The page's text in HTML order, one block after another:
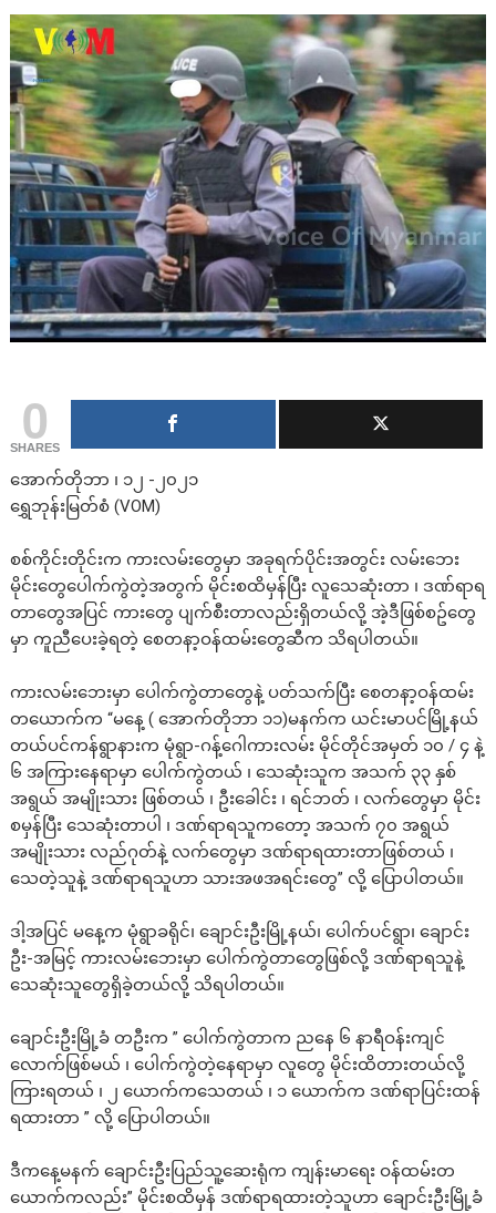
0
SHARES
အောက်တိုဘာ ၊ ၁၂ -၂၀၂၁
ရွှေဘုန်းမြတ်စံ (VOM)
စစ်ကိုင်းတိုင်းက ကားလမ်းတွေမှာ အခုရက်ပိုင်းအတွင်း လမ်းဘေး
မိုင်းတွေပေါက်ကွဲတဲ့အတွက် မိုင်းစထိမှန်ပြီး လူသေဆုံးတာ ၊ ဒဏ်ရာရ
တာတွေအပြင် ကားတွေ ပျက်စီးတာလည်းရှိတယ်လို့ အဲ့ဒီဖြစ်စဥ်တွေ
မှာ ကူညီပေးခဲ့ရတဲ့ စေတနာ့ဝန်ထမ်းတွေဆီက သိရပါတယ်။
ကားလမ်းဘေးမှာ ပေါက်ကွဲတာတွေနဲ့ ပတ်သက်ပြီး စေတနာ့ဝန်ထမ်း
တယောက်က “မနေ့ ( အောက်တိုဘာ ၁၁)မနက်က ယင်းမာပင်မြို့နယ်
တယ်ပင်ကန်ရွာနားက မုံရွာ-ဂန့်ဂေါကားလမ်း မိုင်တိုင်အမှတ် ၁၀ / ၄ နဲ့
၆ အကြားနေရာမှာ ပေါက်ကွဲတယ် ၊ သေဆုံးသူက အသက် ၃၃ နှစ်
အရွယ် အမျိုးသား ဖြစ်တယ် ၊ ဦးခေါင်း ၊ ရင်ဘတ် ၊ လက်တွေမှာ မိုင်း
စမှန်ပြီး သေဆုံးတာပါ ၊ ဒဏ်ရာရသူကတော့ အသက် ၇၀ အရွယ်
အမျိုးသား လည်ဂုတ်နဲ့ လက်တွေမှာ ဒဏ်ရာရထားတာဖြစ်တယ် ၊
သေတဲ့သူနဲ့ ဒဏ်ရာရသူဟာ သားအဖအရင်းတွေ” လို့ ပြောပါတယ်။
ဒါ့အပြင် မနေ့က မုံရွာခရိုင်၊ ချောင်းဦးမြို့နယ်၊ ပေါက်ပင်ရွာ၊ ချောင်း
ဦး-အမြင့် ကားလမ်းဘေးမှာ ပေါက်ကွဲတာတွေဖြစ်လို့ ဒဏ်ရာရသူနဲ့
သေဆုံးသူတွေရှိခဲ့တယ်လို့ သိရပါတယ်။
ချောင်းဦးမြို့ခံ တဦးက ” ပေါက်ကွဲတာက ညနေ ၆ နာရီဝန်းကျင်
လောက်ဖြစ်မယ် ၊ ပေါက်ကွဲတဲ့နေရာမှာ လူတွေ မိုင်းထိတားတယ်လို့
ကြားရတယ် ၊ ၂ ယောက်ကသေတယ် ၊ ၁ ယောက်က ဒဏ်ရာပြင်းထန်
ရထားတာ ” လို့ ပြောပါတယ်။
ဒီကနေ့မနက် ချောင်းဦးပြည်သူ့ဆေးရုံက ကျန်းမာရေး ဝန်ထမ်းတ
ယောက်ကလည်း” မိုင်းစထိမှန် ဒဏ်ရာရထားတဲ့သူဟာ ချောင်းဦးမြို့ခံ